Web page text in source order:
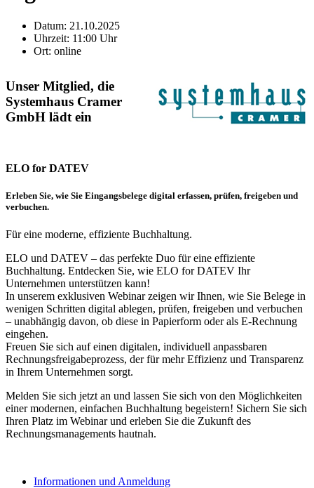
Datum: 21.10.2025
Uhrzeit: 11:00 Uhr
Ort: online
Unser Mitglied, die
Systemhaus Cramer
GmbH lädt ein
ELO for DATEV
Erleben Sie, wie Sie Eingangsbelege digital erfassen, prüfen, freigeben und
verbuchen.
Für eine moderne, effiziente Buchhaltung.
ELO und DATEV – das perfekte Duo für eine effiziente
Buchhaltung. Entdecken Sie, wie ELO for DATEV Ihr
Unternehmen unterstützen kann!
In unserem exklusiven Webinar zeigen wir Ihnen, wie Sie Belege in
wenigen Schritten digital ablegen, prüfen, freigeben und verbuchen
– unabhängig davon, ob diese in Papierform oder als E-Rechnung
eingehen.
Freuen Sie sich auf einen digitalen, individuell anpassbaren
Rechnungsfreigabeprozess, der für mehr Effizienz und Transparenz
in Ihrem Unternehmen sorgt.
Melden Sie sich jetzt an und lassen Sie sich von den Möglichkeiten
einer modernen, einfachen Buchhaltung begeistern! Sichern Sie sich
Ihren Platz im Webinar und erleben Sie die Zukunft des
Rechnungsmanagements hautnah.
Informationen und Anmeldung